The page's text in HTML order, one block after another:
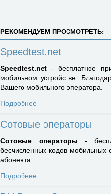
РЕКОМЕНДУЕМ ПРОСМОТРЕТЬ:
Speedtest.net
Speedtest.net - бесплатное
мобильном устройстве.
Вашего мобильного оператора.
Подробнее
Сотовые операторы
Сотовые операторы -
бесчисленных кодов мобильных
абонента.
Подробнее